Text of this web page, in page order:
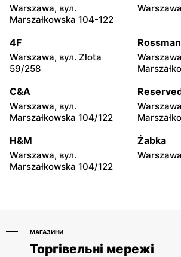
Górki, вул. Górki 71
moje sklepy
Iwierzyce, вул. Iwierzyce
152A
moje
Tczew,
Żwirki 61
moje sklepy
Hyżne, вул. Hyżne 100
moje
Jarosław,
147
moje sklepy
Niebylec, вул. Niebylec 139
moje
Opole,
Warszawa, вул.
Marszałkowska 104-122
4F
Warszawa, вул. Złota
59/258
C&A
Warszawa, вул.
Marszałkowska 104/122
H&M
Warszawa, вул.
Marszałkowska 104/122
Żabka
МАГАЗИНИ
Торгівельні мережі